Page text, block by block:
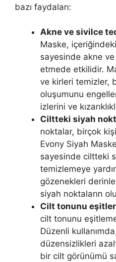
bazı faydaları:
Akne ve sivilce
Maske,
sayesinde akne
etmede etkilidir.
ve kirleri temizler,
oluşumunu
izlerini ve
Ciltteki siyah
noktalar, birçok
Evony Siyah
sayesinde ciltteki
temizlemeye
gözenekleri
siyah noktaların
Cilt tonunu
cilt tonunu
Düzenli
düzensizlikleri
bir cilt görünümü